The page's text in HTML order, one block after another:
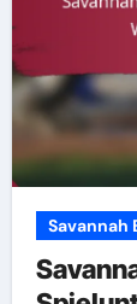
Savannah